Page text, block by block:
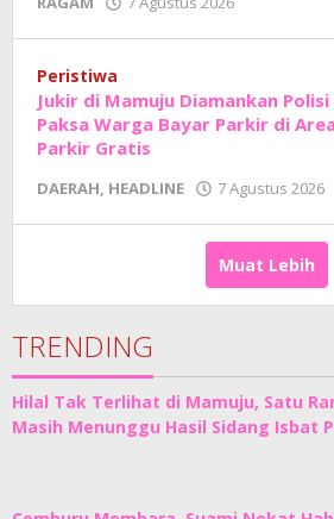
Junaedi
Peristiwa
Jukir di Mamuju Diamankan Polisi
Paksa Warga Bayar Parkir di
Parkir Gratis
DAERAH, HEADLINE 7 Agustus 2026
Muat Lebih
TRENDING
Hilal Tak Terlihat di Mamuju, Satu
Masih Menunggu Hasil Sidang Isbat